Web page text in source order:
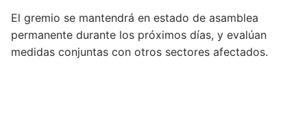
El gremio se mantendrá en estado de asamblea
permanente durante los próximos días, y evalúan
medidas conjuntas con otros sectores afectados.